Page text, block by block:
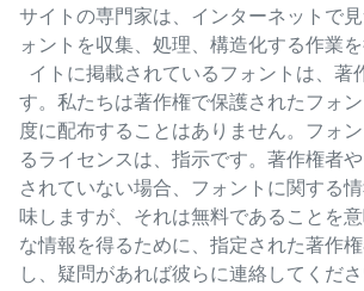
サイトの専門家は、インターネットで
ォントを収集、処理、構造化する作業
イトに掲載されているフォントは、著
す。私たちは著作権で保護されたフォ
度に配布することはありません。フォ
るライセンスは、指示です。著作権者
されていない場合、フォントに関する
味しますが、それは無料であることを
な情報を得るために、指定された著作
し、疑問があれば彼らに連絡してくだ